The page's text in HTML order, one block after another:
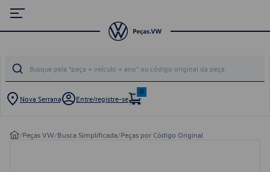
Nova Serrana Entre/registre-se
0
/Peças VW/Busca Simplificada/Peças por Código Original